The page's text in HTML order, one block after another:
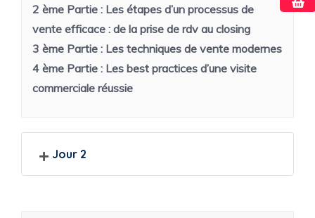
2 ème Partie : Les étapes d’un processus de
vente efficace : de la prise de rdv au closing
3 ème Partie : Les techniques de vente modernes
4 ème Partie : Les best practices d’une visite
commerciale réussie
Jour 2